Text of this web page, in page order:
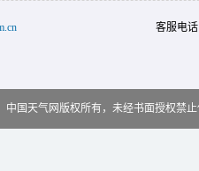
客服电
中国天气网版权所有，未经书面授权